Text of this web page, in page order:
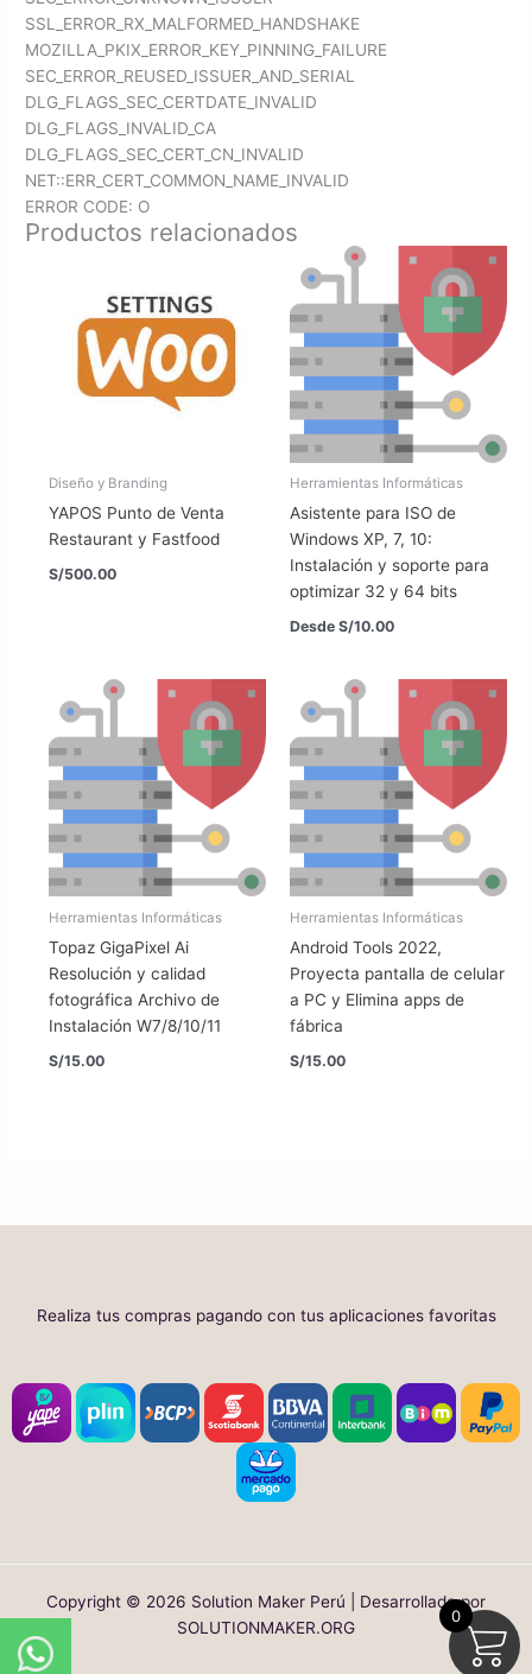
SSL_ERROR_RX_MALFORMED_HANDSHAKE
MOZILLA_PKIX_ERROR_KEY_PINNING_FAILURE
SEC_ERROR_REUSED_ISSUER_AND_SERIAL
DLG_FLAGS_SEC_CERTDATE_INVALID
DLG_FLAGS_INVALID_CA
DLG_FLAGS_SEC_CERT_CN_INVALID
NET::ERR_CERT_COMMON_NAME_INVALID
ERROR CODE: O
Productos relacionados
Diseño y Branding
YAPOS Punto de Venta
Restaurant y Fastfood
S/500.00
Herramientas Informáticas
Asistente para ISO de
Windows XP, 7, 10:
Instalación y soporte para
optimizar 32 y 64 bits
Desde S/10.00
Herramientas Informáticas
Topaz GigaPixel Ai
Resolución y calidad
fotográfica Archivo de
Instalación W7/8/10/11
S/15.00
Herramientas Informáticas
Android Tools 2022,
Proyecta pantalla de celular
a PC y Elimina apps de
fábrica
S/15.00
Realiza tus compras pagando con tus aplicaciones favoritas
Copyright © 2026 Solution Maker Perú | Desarrollado por
SOLUTIONMAKER.ORG
0